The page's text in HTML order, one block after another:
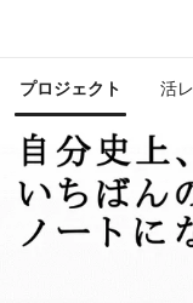
プロジェクト 活